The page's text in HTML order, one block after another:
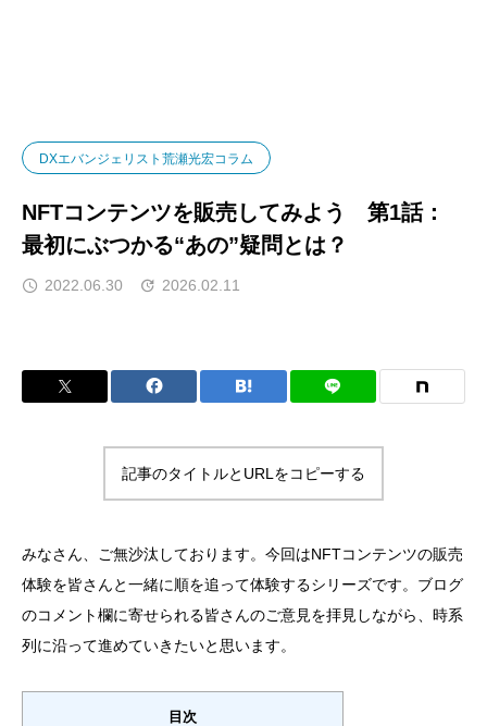
DXエバンジェリスト荒瀬光宏コラム
NFTコンテンツを販売してみよう 第1話：
最初にぶつかる“あの”疑問とは？
2022.06.30 2026.02.11
記事のタイトルとURLをコピーする
みなさん、ご無沙汰しております。今回はNFTコンテンツの販売
体験を皆さんと一緒に順を追って体験するシリーズです。ブログ
のコメント欄に寄せられる皆さんのご意見を拝見しながら、時系
列に沿って進めていきたいと思います。
目次